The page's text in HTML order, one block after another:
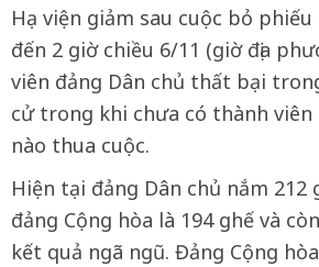
Hạ viện giảm sau cuộc bỏ phiếu
đến 2 giờ chiều 6/11 (giờ địa
viên đảng Dân chủ thất bại
cử trong khi chưa có thành viên
nào thua cuộc.
Hiện tại đảng Dân chủ nắm 212
đảng Cộng hòa là 194 ghế và
kết quả ngã ngũ. Đảng Cộng